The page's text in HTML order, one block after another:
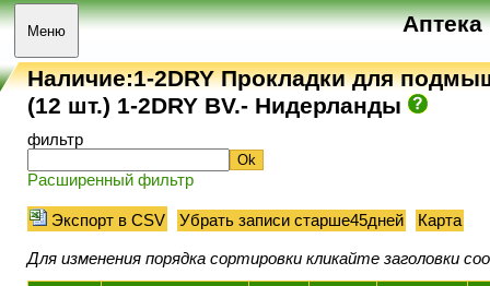
Меню Аптека
Наличие:1-2DRY Прокладки для
(12 шт.) 1-2DRY BV.- Нидерланды
фильтр
Расширенный фильтр
Экспорт в CSV Убрать записи старше45дней Карта
Для изменения порядка сортировки кликайте заголовки